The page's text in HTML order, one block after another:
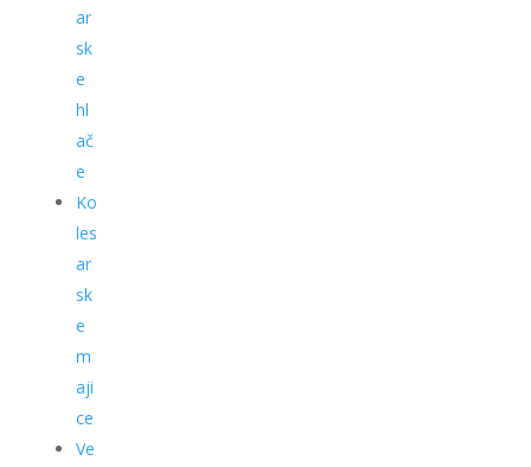
ar
sk
e
hl
ač
e
Ko
les
ar
sk
e
m
aji
ce
Ve